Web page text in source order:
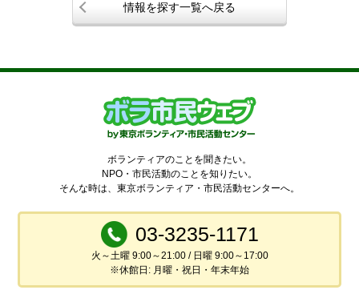
情報を探す一覧へ戻る
ボランティアのことを聞きたい。
NPO・市民活動のことを知りたい。
そんな時は、東京ボランティア・市民活動センターへ。
03-3235-1171
火～土曜 9:00～21:00 / 日曜 9:00～17:00
※休館日: 月曜・祝日・年末年始